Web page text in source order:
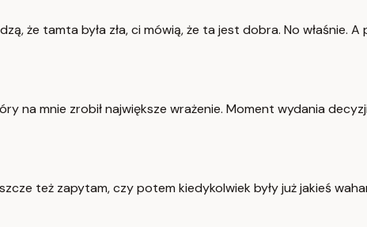
że tamta była zła, ci mówią, że ta jest dobra. No właśnie.
mnie zrobił największe wrażenie. Moment wydania
też zapytam, czy potem kiedykolwiek były już jakieś